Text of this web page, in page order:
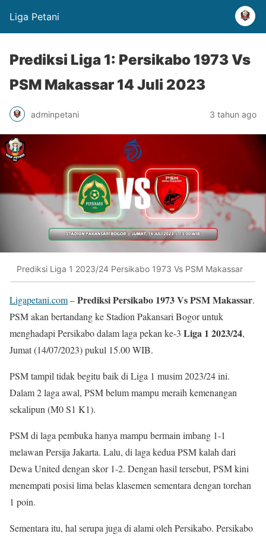
Liga Petani
Prediksi Liga 1: Persikabo 1973 Vs
PSM Makassar 14 Juli 2023
adminpetani 3 tahun ago
Prediksi Liga 1 2023/24 Persikabo 1973 Vs PSM Makassar
Ligapetani.com–Prediksi Persikabo 1973 Vs PSM Makassar.
PSM akan bertandang ke Stadion Pakansari Bogor untuk
menghadapi Persikabo dalam laga pekan ke-3 Liga 1 2023/24,
Jumat (14/07/2023) pukul 15.00 WIB.
PSM tampil tidak begitu baik di Liga 1 musim 2023/24 ini.
Dalam 2 laga awal, PSM belum mampu meraih kemenangan
sekalipun (M0 S1 K1).
PSM di laga pembuka hanya mampu bermain imbang 1-1
melawan Persija Jakarta. Lalu, di laga kedua PSM kalah dari
Dewa United dengan skor 1-2. Dengan hasil tersebut, PSM kini
menempati posisi lima belas klasemen sementara dengan torehan
1 poin.
Sementara itu, hal serupa juga di alami oleh Persikabo. Persikabo